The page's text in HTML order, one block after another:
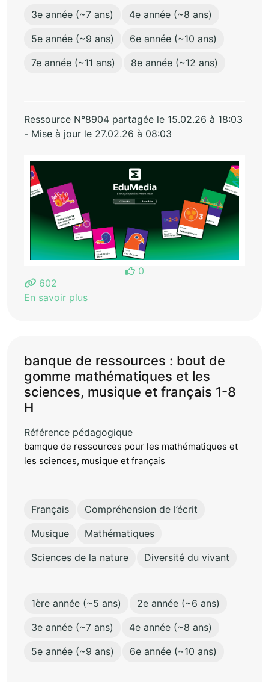
3e année (~7 ans)
4e année (~8 ans)
5e année (~9 ans)
6e année (~10 ans)
7e année (~11 ans)
8e année (~12 ans)
Ressource N°8904 partagée le 15.02.26 à 18:03
- Mise à jour le 27.02.26 à 08:03
0
602
En savoir plus
banque de ressources : bout de
gomme mathématiques et les
sciences, musique et français 1-8
H
Référence pédagogique
bamque de ressources pour les mathématiques et
les sciences, musique et français
Français
Compréhension de l’écrit
Musique
Mathématiques
Sciences de la nature
Diversité du vivant
1ère année (~5 ans)
2e année (~6 ans)
3e année (~7 ans)
4e année (~8 ans)
5e année (~9 ans)
6e année (~10 ans)